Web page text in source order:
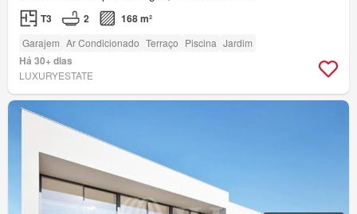
T3 2 168 m²
Garajem Ar Condicionado Terraço Piscina Jardim
Há 30+ dias
LUXURYESTATE